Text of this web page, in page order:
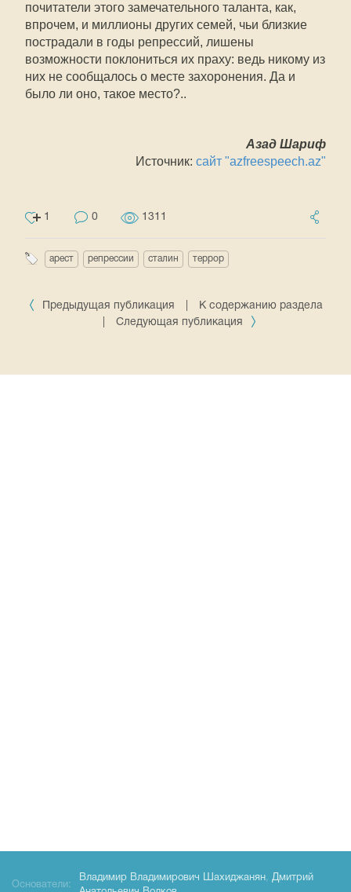
почитатели этого замечательного таланта, как,
впрочем, и миллионы других семей, чьи близкие
пострадали в годы репрессий, лишены
возможности поклониться их праху: ведь никому из
них не сообщалось о месте захоронения. Да и
было ли оно, такое место?..
Азад Шариф
Источник: сайт "azfreespeech.az"
1 0 1311
арест репрессии сталин террор
Предыдущая публикация
К содержанию раздела
Следующая публикация
Основатели:
Владимир Владимирович Шахиджанян, Дмитрий